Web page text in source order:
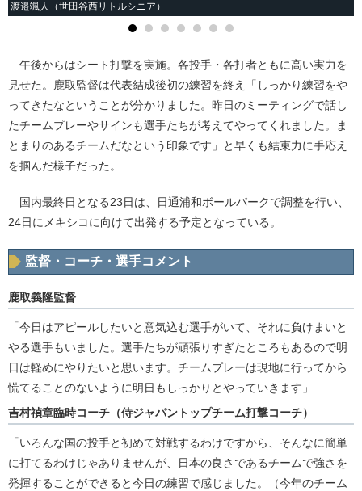
渡邉颯人（世田谷西リトルシニア）
午後からはシート打撃を実施。各投手・各打者ともに高い実力を
見せた。鹿取監督は代表結成後初の練習を終え「しっかり練習をや
ってきたなということが分かりました。昨日のミーティングで話し
たチームプレーやサインも選手たちが考えてやってくれました。ま
とまりのあるチームだなという印象です」と早くも結束力に手応え
を掴んだ様子だった。
国内最終日となる23日は、日通浦和ボールパークで調整を行い、
24日にメキシコに向けて出発する予定となっている。
監督・コーチ・選手コメント
鹿取義隆監督
「今日はアピールしたいと意気込む選手がいて、それに負けまいと
やる選手もいました。選手たちが頑張りすぎたところもあるので明
日は軽めにやりたいと思います。チームプレーは現地に行ってから
慌てることのないように明日もしっかりとやっていきます」
吉村禎章臨時コーチ（侍ジャパントップチーム打撃コーチ）
「いろんな国の投手と初めて対戦するわけですから、そんなに簡単
に打てるわけじゃありませんが、日本の良さであるチームで強さを
発揮することができると今日の練習で感じました。（今年のチーム